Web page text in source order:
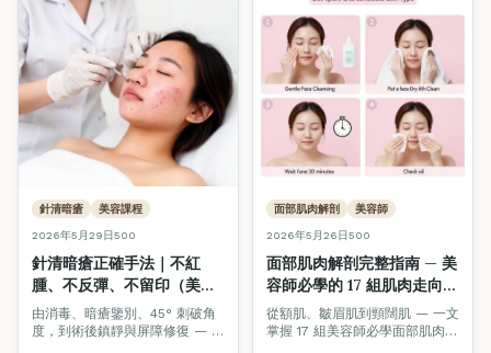
際路徑。
針清暗瘡 美容課程
2026年5月29日500
針清暗瘡正確手法｜不紅
腫、不反彈、不留印（美容
初學者完整教學・ITEC /
VTCT 考核標準）
由消毒、暗瘡鑒別、45° 刺破角
度，到術後鎮靜與屏障修復 — 一
面部肌肉解剖 美容師
2026年5月26日500
面部肌肉解剖完整指南 — 美
容師必學的 17 組肌肉走向、
按摩手法與激光治療對應
（2026）
從額肌、皺眉肌到頸闊肌 — 一文
掌握 17 組美容師必學面部肌肉的